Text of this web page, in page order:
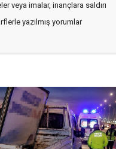
veya imalar, inançlara saldırı
yazılmış yorumlar